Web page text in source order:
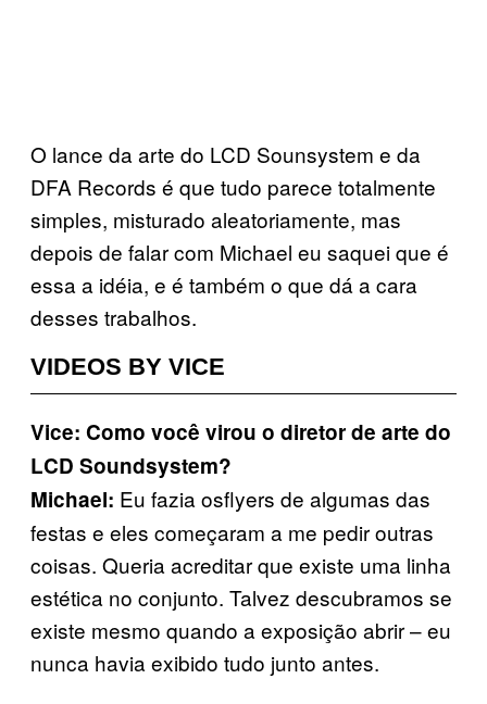
O lance da arte do LCD Sounsystem e da
DFA Records é que tudo parece totalmente
simples, misturado aleatoriamente, mas
depois de falar com Michael eu saquei que é
essa a idéia, e é também o que dá a cara
desses trabalhos.
VIDEOS BY VICE
Vice: Como você virou o diretor de arte do
LCD Soundsystem?
Michael: Eu fazia osflyers de algumas das
festas e eles começaram a me pedir outras
coisas. Queria acreditar que existe uma linha
estética no conjunto. Talvez descubramos se
existe mesmo quando a exposição abrir – eu
nunca havia exibido tudo junto antes.